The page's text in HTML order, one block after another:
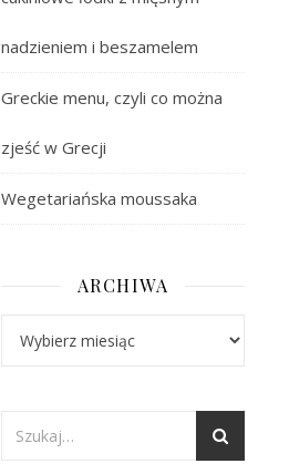
nadzieniem i beszamelem
Greckie menu, czyli co można
zjeść w Grecji
Wegetariańska moussaka
ARCHIWA